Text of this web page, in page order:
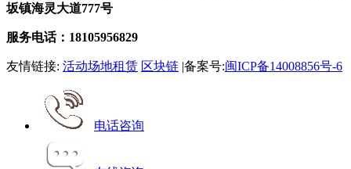
坂镇海灵大道777号
服务电话：18105956829
友情链接: 活动场地租赁 区块链 |备案号:闽ICP备14008856号-6
电话咨询